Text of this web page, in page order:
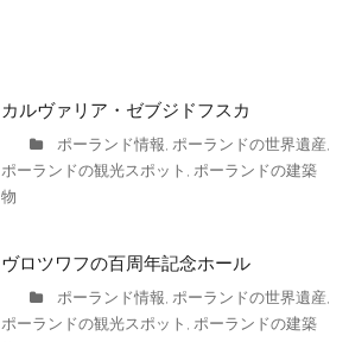
カルヴァリア・ゼブジドフスカ
ポーランド情報, ポーランドの世界遺産,
ポーランドの観光スポット , ポーランドの建築
物
ヴロツワフの百周年記念ホール
ポーランド情報, ポーランドの世界遺産,
ポーランドの観光スポット , ポーランドの建築